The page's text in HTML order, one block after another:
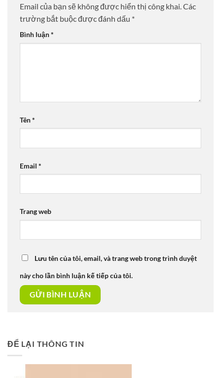
Email của bạn sẽ không được hiển thị công khai.Các
trường bắt buộc được đánh dấu *
Bình luận*
Tên*
Email *
Trang web
Lưu tên của tôi, email, và trang web trong trình duyệt
này cho lần bình luận kế tiếp của tôi.
ĐỂ LẠI THÔNG TIN